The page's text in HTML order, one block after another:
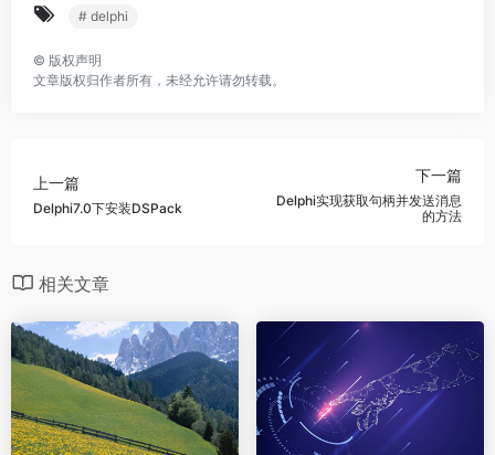
# delphi
© 版权声明
文章版权归作者所有，未经允许请勿转载。
上一篇
Delphi7.0下安装DSPack
下一篇
Delphi实现获取句柄并发送消息
的方法
相关文章